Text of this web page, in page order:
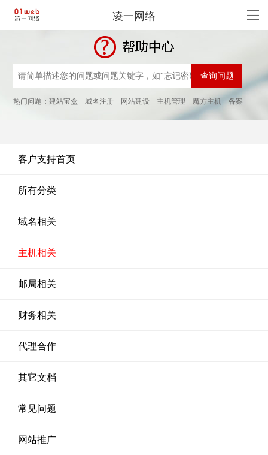
凌一网络
热门问题：建站宝盒 域名注册 网站建设 主机管理 魔方主机 备案
客户支持首页
所有分类
域名相关
主机相关
邮局相关
财务相关
代理合作
其它文档
常见问题
网站推广